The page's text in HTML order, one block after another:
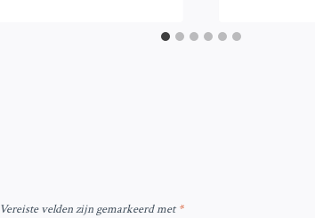
Vereiste velden zijn gemarkeerd met*